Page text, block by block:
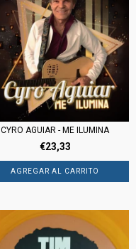
CYRO AGUIAR - ME ILUMINA
€23,33